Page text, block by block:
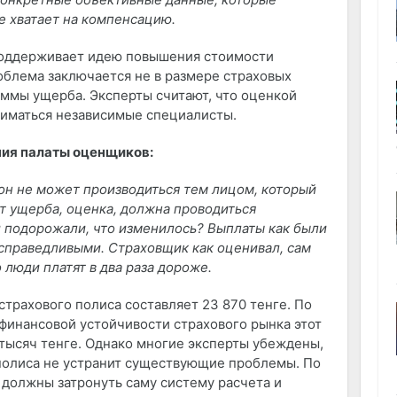
хватает на компенсацию.
идею повышения стоимости
заключается не в размере страховых
ущерба. Эксперты считают, что оценкой
независимые специалисты.
палаты оценщиков:
не может производиться тем лицом, который
ущерба, оценка, должна проводиться
что изменилось? Выплаты как были
Страховщик как оценивал, сам
платят в два раза дороже.
полиса составляет 23 870 тенге. По
устойчивости страхового рынка этот
тенге. Однако многие эксперты убеждены,
не устранит существующие проблемы. По
затронуть саму систему расчета и